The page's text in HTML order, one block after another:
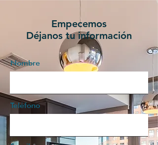
Empecemos
Déjanos tu información
Nombre
Teléfono